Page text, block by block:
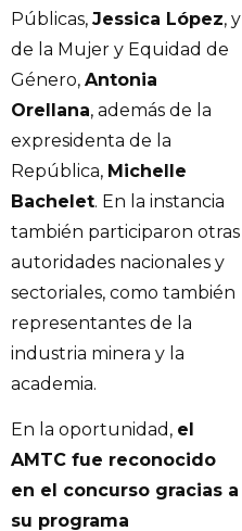
Públicas, Jessica López, y
de la Mujer y Equidad de
Género, Antonia
Orellana, además de la
expresidenta de la
República, Michelle
Bachelet. En la instancia
también participaron otras
autoridades nacionales y
sectoriales, como también
representantes de la
industria minera y la
academia.
En la oportunidad, el
AMTC fue reconocido
en el concurso gracias a
su programa